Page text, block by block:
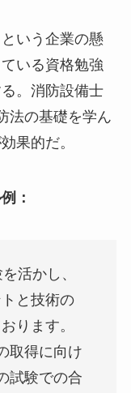
いう企業の懸
いる資格勉強
。消防設備士
法の基礎を学ん
果的だ。
：
活かし、
と技術の
ります。
取得に向け
試験での合